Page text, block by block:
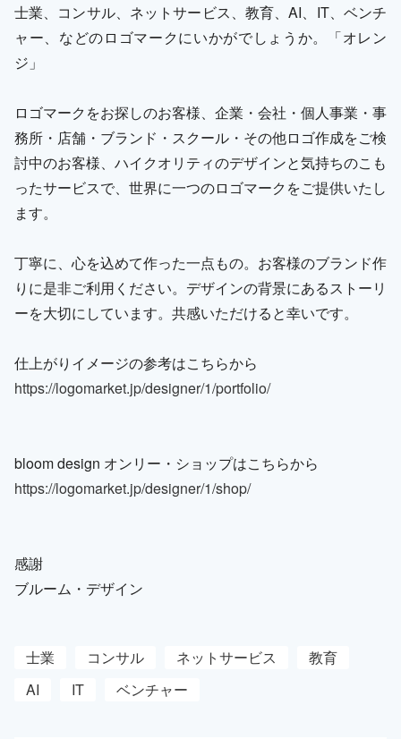
士業、コンサル、ネットサービス、教育、AI、IT、ベンチ
ャー、などのロゴマークにいかがでしょうか。「オレン
ジ」
ロゴマークをお探しのお客様、企業・会社・個人事業・事
務所・店舗・ブランド・スクール・その他ロゴ作成をご検
討中のお客様、ハイクオリティのデザインと気持ちのこも
ったサービスで、世界に一つのロゴマークをご提供いたし
ます。
丁寧に、心を込めて作った一点もの。お客様のブランド作
りに是非ご利用ください。デザインの背景にあるストーリ
ーを大切にしています。共感いただけると幸いです。
仕上がりイメージの参考はこちらから
https://logomarket.jp/designer/1/portfolio/
bloom design オンリー・ショップはこちらから
https://logomarket.jp/designer/1/shop/
感謝
ブルーム・デザイン
士業 コンサル ネットサービス
教育
AI
IT ベンチャー